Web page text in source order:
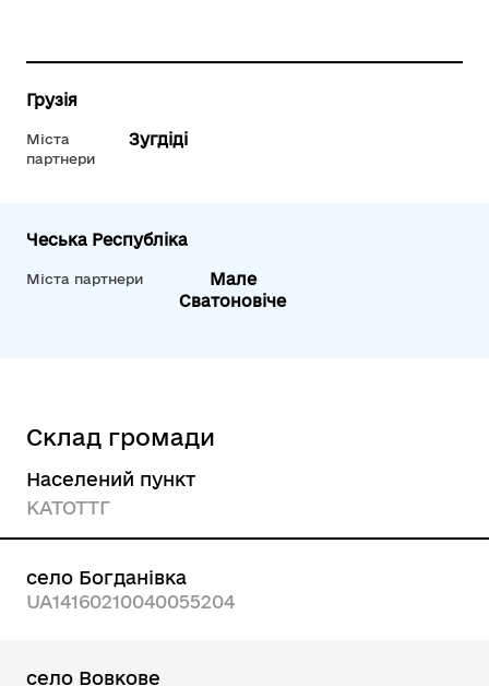
Грузія
Міста
партнери
Зугдіді
Чеська Республіка
Міста партнери
Мале
Сватоновіче
Склад громади
Населений пункт
КАТОТТГ
село Богданівка
UA14160210040055204
село Вовкове